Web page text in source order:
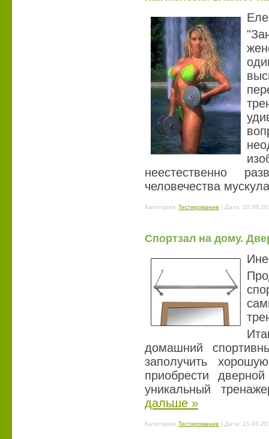
неестественно
человечества
Категория: Тестирование | Дата:
Спортзал на дому.
домашний
заполучить
приобрести
уникальный
дальше »
Категория: Тестирование | Дата: